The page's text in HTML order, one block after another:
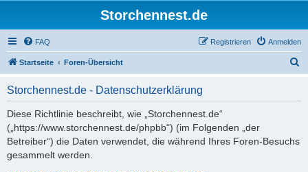
Storchennest.de
FAQ Anmelden
Registrieren
Startseite Foren-Übersicht
Storchennest.de - Datenschutzerklärung
Diese Richtlinie beschreibt, wie „Storchennest.de“
(„https://www.storchennest.de/phpbb“) (im Folgenden „der
Betreiber“) die Daten verwendet, die während Ihres Foren-Besuchs
gesammelt werden.